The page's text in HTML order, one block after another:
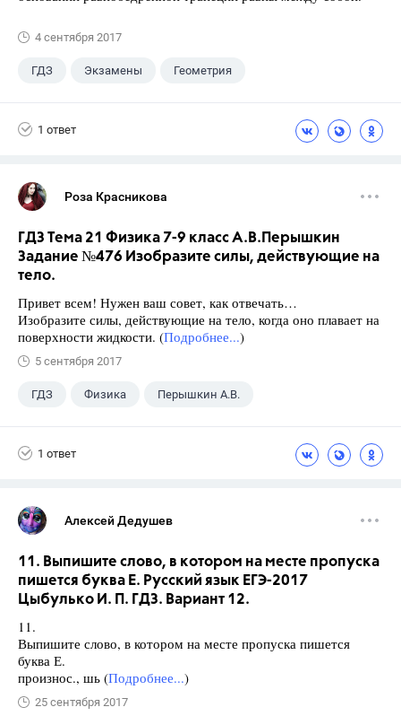
4 сентября 2017
ГДЗ Экзамены Геометрия
1 ответ
Роза Красникова
ГДЗ Тема 21 Физика 7-9 класс А.В.Перышкин
Задание №476 Изобразите силы, действующие на
тело.
Привет всем! Нужен ваш совет, как отвечать…
Изобразите силы, действующие на тело, когда оно плавает на
поверхности жидкости. (Подробнее...)
5 сентября 2017
ГДЗ Физика Перышкин А.В.
1 ответ
Алексей Дедушев
11. Выпишите слово, в котором на месте пропуска
пишется буква Е. Русский язык ЕГЭ-2017
Цыбулько И. П. ГДЗ. Вариант 12.
11.
Выпишите слово, в котором на месте пропуска пишется
буква Е.
произнос., шь (Подробнее...)
25 сентября 2017